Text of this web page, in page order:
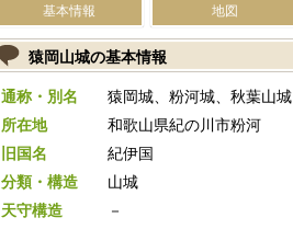
基本情報 地図
猿岡山城の基本情報
通称・別名
猿岡城、粉河城、秋葉山城
所在地
和歌山県紀の川市粉河
旧国名
紀伊国
分類・構造
山城
天守構造
－